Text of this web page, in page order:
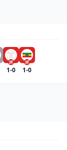
1-0 1-0